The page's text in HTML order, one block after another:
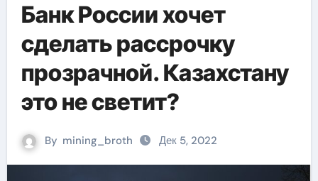
Банк России хочет
сделать рассрочку
прозрачной. Казахстану
это не светит?
By mining_broth Дек 5, 2022